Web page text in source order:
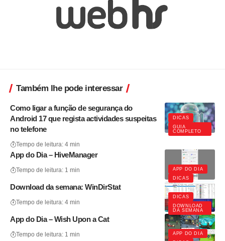
Também lhe pode interessar
DICAS
GUIA
COMPLETO
Como ligar a função de segurança do
Android 17 que regista actividades suspeitas
no telefone
Tempo de leitura: 4 min
APP DO DIA
DICAS
App do Dia – HiveManager
Tempo de leitura: 1 min
DICAS
DOWNLOAD
DA SEMANA
Download da semana: WinDirStat
Tempo de leitura: 4 min
APP DO DIA
App do Dia – Wish Upon a Cat
Tempo de leitura: 1 min